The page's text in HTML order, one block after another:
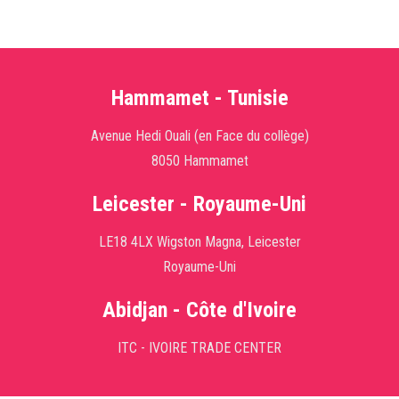
Hammamet - Tunisie
Avenue Hedi Ouali (en Face du collège)
8050 Hammamet
Leicester - Royaume-Uni
LE18 4LX Wigston Magna, Leicester
Royaume-Uni
Abidjan - Côte d'Ivoire
ITC - IVOIRE TRADE CENTER